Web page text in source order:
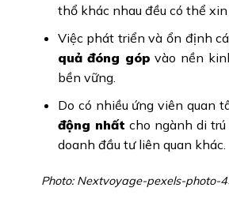
thổ khác nhau đều có thể
Việc phát triển và ổn định
quả đóng góp vào nền
bền vững.
Do có nhiều ứng viên quan
động nhất cho ngành di
doanh đầu tư liên quan khác.
Photo: Nextvoyage-pexels-photo-